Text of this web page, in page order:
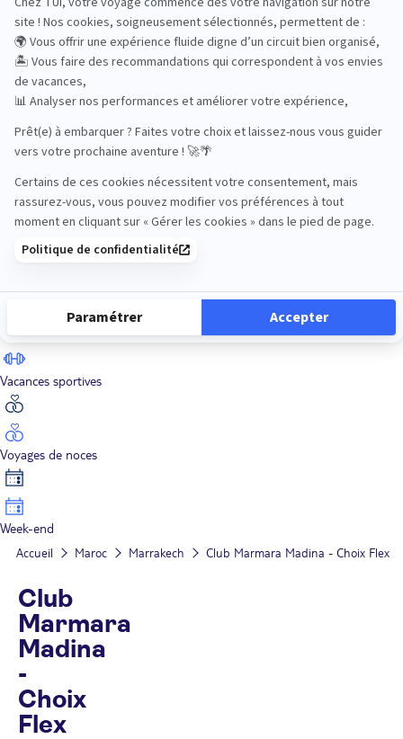
Road Trips
Safari
Sénior
Vacances sportives
Voyages de noces
Week-end
Accueil Maroc Marrakech Club Marmara Madina - Choix Flex
Club
Marmara
Madina
-
Choix
Flex